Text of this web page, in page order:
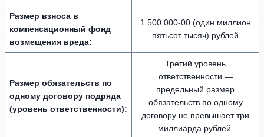
Размер взноса в
компенсационный фонд
возмещения вреда:
1 500 000-00 (один миллион
пятьсот тысяч) рублей
Размер обязательств по
одному договору подряда
(уровень ответственности):
Третий уровень
ответственности —
предельный размер
обязательств по одному
договору не превышает три
миллиарда рублей.